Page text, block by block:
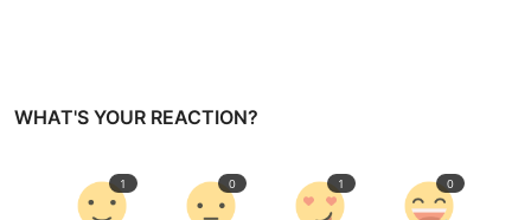
WHAT'S YOUR REACTION?
1 0 1 0